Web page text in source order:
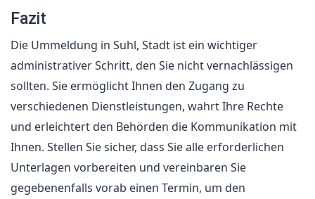
Fazit
Die Ummeldung in Suhl, Stadt ist ein wichtiger
administrativer Schritt, den Sie nicht vernachlässigen
sollten. Sie ermöglicht Ihnen den Zugang zu
verschiedenen Dienstleistungen, wahrt Ihre Rechte
und erleichtert den Behörden die Kommunikation mit
Ihnen. Stellen Sie sicher, dass Sie alle erforderlichen
Unterlagen vorbereiten und vereinbaren Sie
gegebenenfalls vorab einen Termin, um den